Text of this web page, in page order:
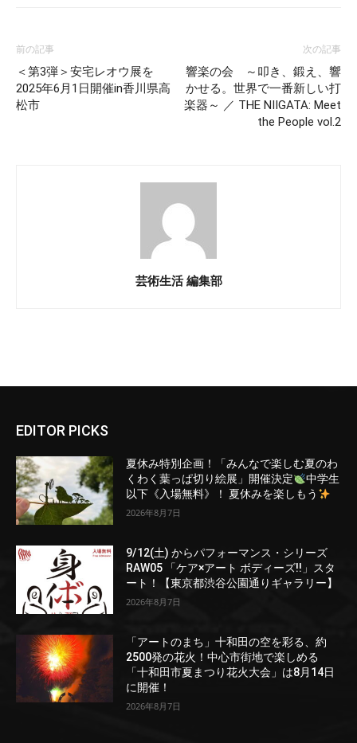
前の記事
＜第3弾＞安宅レオウ展を
2025年6月1日開催in香川県高
松市
次の記事
響楽の会 ～叩き、鍛え、響
かせる。世界で一番新しい打
楽器～ ／ THE NIIGATA: Meet
the People vol.2
芸術生活 編集部
EDITOR PICKS
夏休み特別企画！「みんなで楽しむ夏のわ
くわく葉っぱ切り絵展」開催決定
中学生
以下《入場無料》！ 夏休みを楽しもう
2026年8月7日
9/12(土) からパフォーマンス・シリーズ
RAW05 「ケア×アート ボディーズ!!」スタ
ート！【東京都渋谷公園通りギャラリー】
2026年8月7日
「アートのまち」十和田の空を彩る、約
2500発の花火！中心市街地で楽しめる
「十和田市夏まつり花火大会」は8月14日
に開催！
2026年8月7日